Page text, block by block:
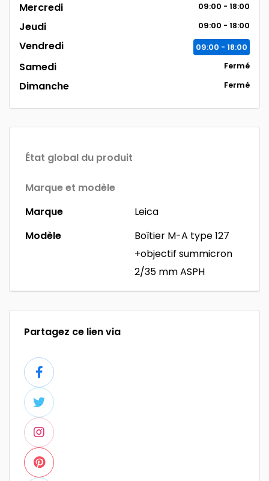
Mercredi 09:00 - 18:00
Jeudi 09:00 - 18:00
Vendredi 09:00 - 18:00
Samedi Fermé
Dimanche Fermé
État global du produit
Marque et modèle
Marque
Leica
Modèle
Boîtier M-A type 127
+objectif summicron
2/35 mm ASPH
Partagez ce lien via